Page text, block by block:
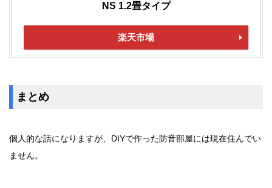
NS 1.2畳タイプ
楽天市場
まとめ
個人的な話になりますが、DIYで作った防音部屋には現在住んでい
ません。